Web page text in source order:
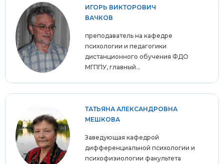
ИГОРЬ ВИКТОРОВИЧ
ВАЧКОВ
преподаватель на кафедре
психологии и педагогики
дистанционного обучения ФДО
МГППУ, главный...
ТАТЬЯНА АЛЕКСАНДРОВНА
МЕШКОВА
Заведующая кафедрой
дифференциальной психологии и
психофизиологии факультета